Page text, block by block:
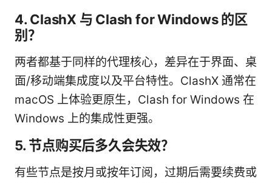
4. ClashX 与 Clash for Windows 的区
别？
两者都基于同样的代理核心，差异在于界面、桌
面/移动端集成度以及平台特性。ClashX 通常在
macOS 上体验更原生，Clash for Windows 在
Windows 上的集成性更强。
5. 节点购买后多久会失效？
有些节点是按月或按年订阅，过期后需要续费或